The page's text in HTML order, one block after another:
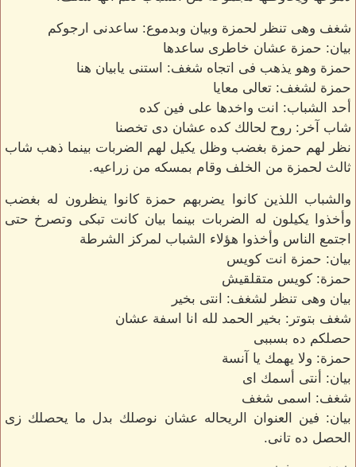
شغف وهى تنظر لحمزة وبيان وبدموع: ساعدنى ارجوكم
بيان: حمزة عشان خاطرى ساعدها
حمزة وهو يذهب فى اتجاه شغف: استنى يابيان هنا
حمزة لشغف: تعالى معايا
أحد الشباب: انت واخدها على فين كده
شاب آخر: روح لحالك كده عشان دى تخصنا
نظر لهم حمزة بغضب وظل يكيل لهم الضربات بينما ذهب شاب
ثالث لحمزة من الخلف وقام بمسكه من زراعيه.
والشباب اللذين كانوا يضربهم حمزة كانوا ينظرون له بغضب
وأخذوا يكيلون له الضربات بينما بيان كانت تبكى وتصرخ حتى
اجتمع الناس وأخذوا هؤلاء الشباب لمركز الشرطة
بيان: حمزة انت كويس
حمزة: كويس متقلقيش
بيان وهى تنظر لشغف: انتى بخير
شغف بتوتر: بخير الحمد لله انا اسفة عشان
حصلكم ده بسببى
حمزة: ولا يهمك يا آنسة
بيان: أنتى أسمك اى
شغف: اسمى شغف
بيان: فين العنوان الريحاله عشان نوصلك بدل ما يحصلك زى
الحصل ده تانى.